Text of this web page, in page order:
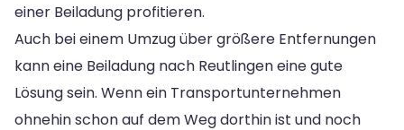
einer Beiladung profitieren.
Auch bei einem Umzug über größere Entfernungen
kann eine Beiladung nach Reutlingen eine gute
Lösung sein. Wenn ein Transportunternehmen
ohnehin schon auf dem Weg dorthin ist und noch